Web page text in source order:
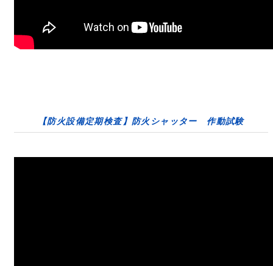
【防火設備定期検査】防火シャッター 作動試験